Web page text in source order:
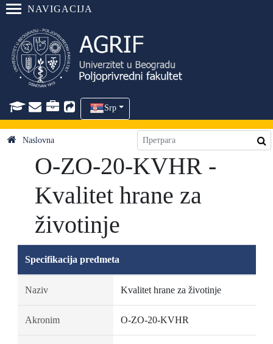
NAVIGACIJA
Srp
Naslovna
O-ZO-20-KVHR -
Kvalitet hrane za
životinje
Specifikacija predmeta
Naziv Kvalitet hrane za životinje
Akronim O-ZO-20-KVHR